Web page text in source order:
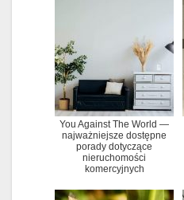
You Against The World —
najważniejsze dostępne
porady dotyczące
nieruchomości
komercyjnych